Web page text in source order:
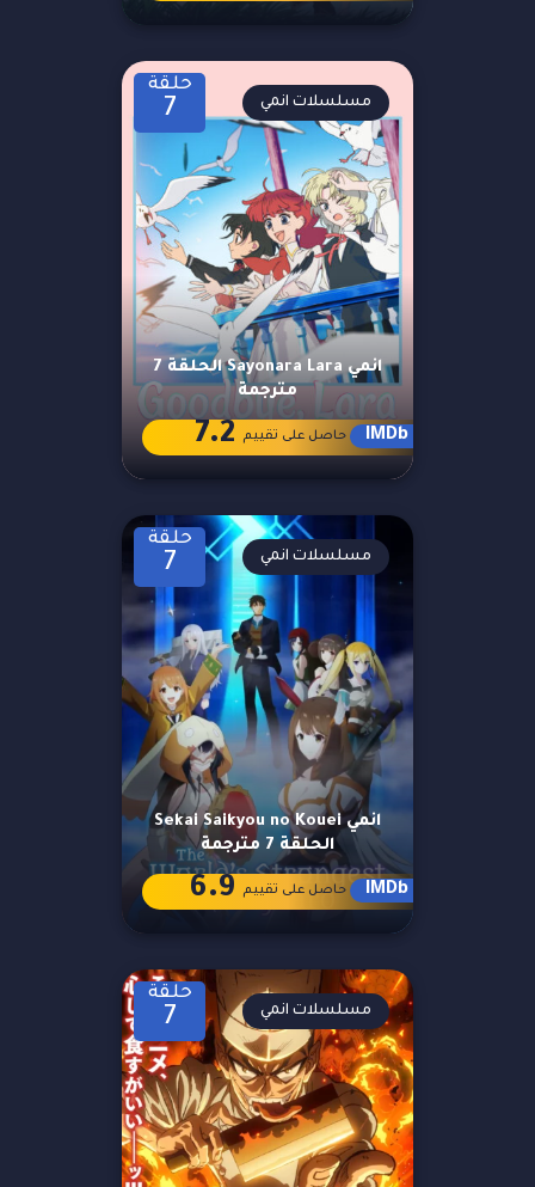
حلقة
7
انمي Sayonara Lara الحلقة 7
مترجمة
مسلسلات انمي
IMDb حاصل على تقييم 7.2
حلقة
7
انمي Sekai Saikyou no Kouei
الحلقة 7 مترجمة
مسلسلات انمي
IMDb حاصل على تقييم 6.9
حلقة
7 مسلسلات انمي